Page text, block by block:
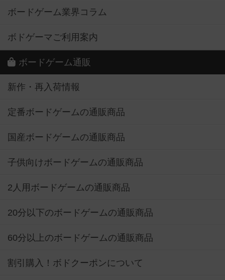
ボードゲーム業界コラム
ボドゲーマご利用案内
ボードゲーム通販
新作・再入荷情報
定番ボードゲームの通販商品
国産ボードゲームの通販商品
子供向けボードゲームの通販商品
2人用ボードゲームの通販商品
20分以下のボードゲームの通販商品
60分以上のボードゲームの通販商品
割引購入！ボドクーポンについて